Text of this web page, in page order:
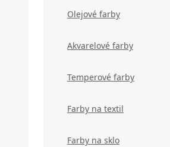
Olejové farby
Akvarelové farby
Temperové farby
Farby na textil
Farby na sklo